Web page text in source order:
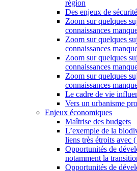
région
Des enjeux de
Zoom sur quelques
connaissances
Zoom sur quelques
connaissances
Zoom sur quelques
connaissances
Zoom sur quelques
connaissances
Le cadre de vie
Vers un urbanisme
Enjeux économiques
Maîtrise des budgets
L’exemple de la
liens très étroits avec
Opportunités de
notamment la
Opportunités de